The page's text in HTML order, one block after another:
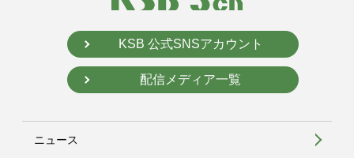
KSB 公式SNSアカウント
配信メディア一覧
ニュース